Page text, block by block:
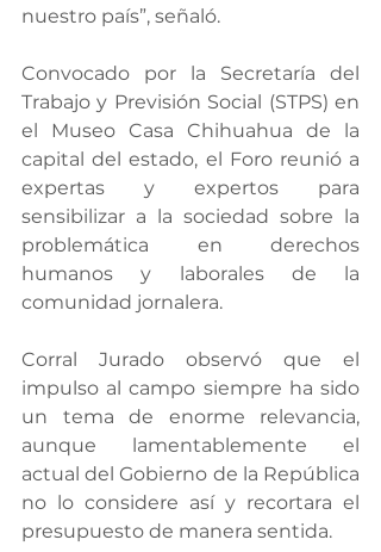
nuestro país”, señaló.
Convocado por la Secretaría del
Trabajo y Previsión Social (STPS) en
el Museo Casa Chihuahua de la
capital del estado, el Foro reunió a
expertas y expertos para
sensibilizar a la sociedad sobre la
problemática en derechos
humanos y laborales de la
comunidad jornalera.
Corral Jurado observó que el
impulso al campo siempre ha sido
un tema de enorme relevancia,
aunque lamentablemente el
actual del Gobierno de la República
no lo considere así y recortara el
presupuesto de manera sentida.